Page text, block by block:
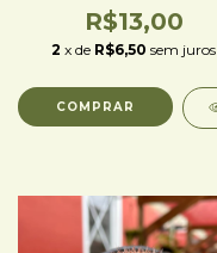
R$13,00
2 x de R$6,50 sem juros